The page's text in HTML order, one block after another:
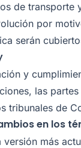
de transporte
por
serán
y
las partes
tribunales de
en los
versión más